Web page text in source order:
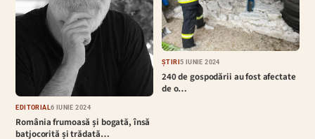
EDITORIAL6 IUNIE 2024
România frumoasă și bogată, însă
batjocorită și trădată…
ȘTIRI5 IUNIE 2024
240 de gospodării au fost afectate
de o…